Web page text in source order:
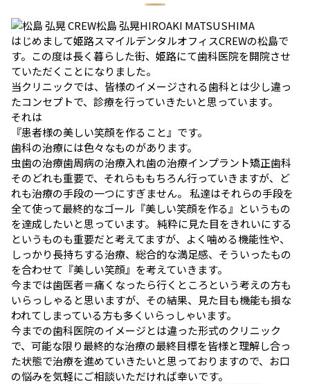
CREW松島 弘晃HIROAKI MATSUSHIMA
はじめまして姫路スマイルデンタルオフィスCREWの松島で
す。 この度は長く暮らした街、姫路にて歯科医院を開院させ
ていただくことになりました。
当クリニックでは、皆様のイメージされる歯科とは少し違っ
たコンセプトで、診療を行っていきたいと思っています。
それは
『患者様の美しい笑顔を作ること』 です。
歯科の治療には色々なものがあります。
虫歯の治療歯周病の治療入れ歯の治療インプラント矯正歯科
そのどれも重要で、それらももちろん行っていきますが、ど
れも治療の手段の一つにすぎません。 私達はそれらの手段を
全て使って最終的なゴール『美しい笑顔を作る』というもの
を達成したいと思っています。 純粋に見た目をきれいにする
というものも重要だと考えてますが、よく噛める機能性や、
しっかり長持ちする治療、総合的な満足感、そういったもの
を合わせて『美しい笑顔』を考えていきます。
今までは歯医者＝痛くなったら行くところという考えの方も
いらっしゃると思いますが、その結果、見た目も機能も損な
われてしまっている方も多くいらっしゃいます。
今までの歯科医院のイメージとは違った形式のクリニック
で、可能な限り最終的な治療の最終目標を皆様と理解し合っ
た状態で治療を進めていきたいと思っておりますので、お口
の悩みを気軽にご相談いただければ幸いです。